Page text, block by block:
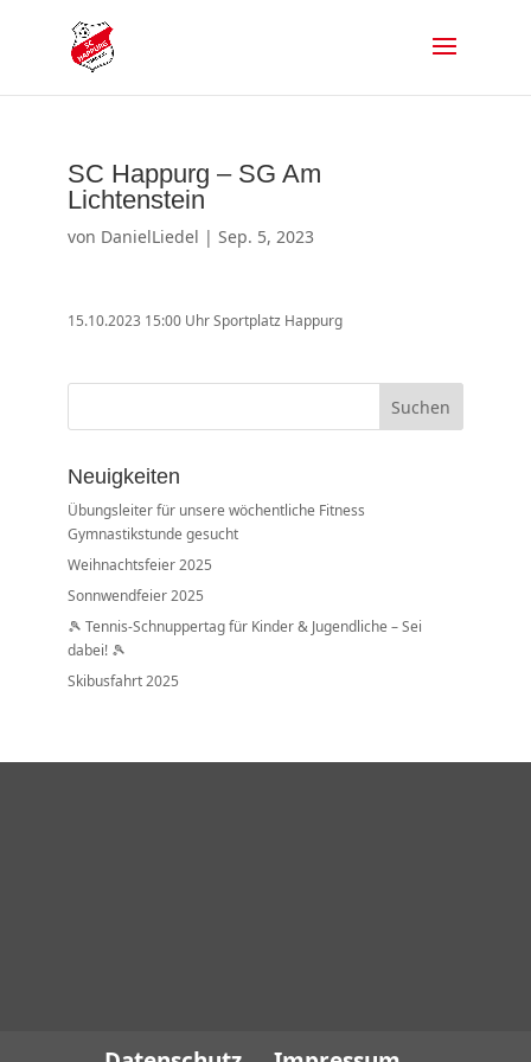
SC Happurg – SG Am
Lichtenstein
von DanielLiedel | Sep. 5, 2023
15.10.2023 15:00 Uhr Sportplatz Happurg
Suchen
Neuigkeiten
Übungsleiter für unsere wöchentliche Fitness
Gymnastikstunde gesucht
Weihnachtsfeier 2025
Sonnwendfeier 2025
🎾 Tennis-Schnuppertag für Kinder & Jugendliche – Sei
dabei! 🎾
Skibusfahrt 2025